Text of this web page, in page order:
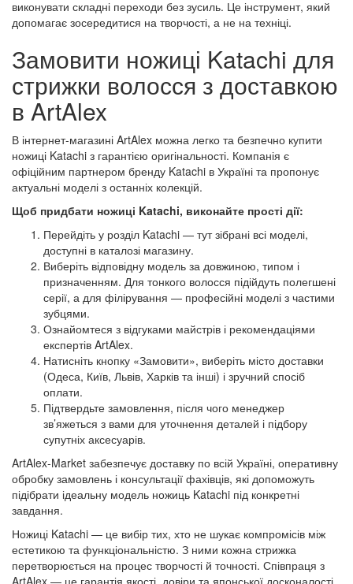
виконувати складні переходи без зусиль. Це інструмент, який
допомагає зосередитися на творчості, а не на техніці.
Замовити ножиці Katachi для
стрижки волосся з доставкою
в ArtAlex
В інтернет-магазині ArtAlex можна легко та безпечно купити
ножиці Katachi з гарантією оригінальності. Компанія є
офіційним партнером бренду Katachi в Україні та пропонує
актуальні моделі з останніх колекцій.
Щоб придбати ножиці Katachi, виконайте прості дії:
Перейдіть у розділ Katachi — тут зібрані всі моделі,
доступні в каталозі магазину.
Виберіть відповідну модель за довжиною, типом і
призначенням. Для тонкого волосся підійдуть полегшені
серії, а для філірування — професійні моделі з частими
зубцями.
Ознайомтеся з відгуками майстрів і рекомендаціями
експертів ArtAlex.
Натисніть кнопку «Замовити», виберіть місто доставки
(Одеса, Київ, Львів, Харків та інші) і зручний спосіб
оплати.
Підтвердьте замовлення, після чого менеджер
зв’яжеться з вами для уточнення деталей і підбору
супутніх аксесуарів.
ArtAlex-Market забезпечує доставку по всій Україні, оперативну
обробку замовлень і консультації фахівців, які допоможуть
підібрати ідеальну модель ножиць Katachi під конкретні
завдання.
Ножиці Katachi — це вибір тих, хто не шукає компромісів між
естетикою та функціональністю. З ними кожна стрижка
перетворюється на процес творчості й точності. Співпраця з